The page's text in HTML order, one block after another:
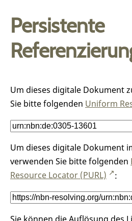
Persistente
Um dieses digitale Dokument
Sie bitte folgenden Uniform
Um dieses digitale Dokument
verwenden Sie bitte folgenden
Resource Locator (PURL)
: